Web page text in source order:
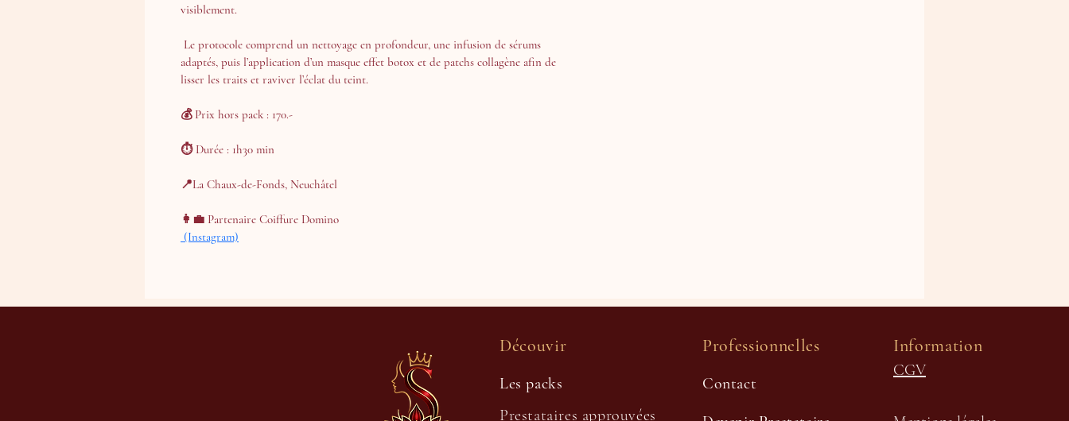
visiblement.
adaptés, puis l’application d’un masque effet botox et de patchs collagène afin de
lisser les traits et raviver l’éclat du teint.
💰 Prix hors pack : 170.-
⏱ Durée : 1h30 min
📍La Chaux-de-Fonds, Neuchâtel
👩‍💼 Partenaire Coiffure Domino
(Instagram)
Découvir
Les packs
Prestataires approuvées
Professionnelles
Contact
Information
CGV